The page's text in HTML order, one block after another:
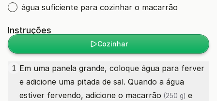
água suficiente para cozinhar o macarrão
Instruções
Cozinhar
1 Em uma panela grande, coloque água para ferver
e adicione uma pitada de sal. Quando a água
estiver fervendo, adicione o macarrão (250 g) e